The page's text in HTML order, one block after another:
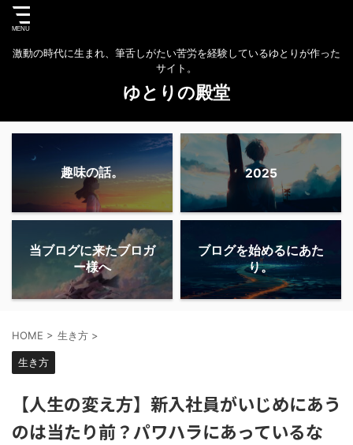
激動の時代に生まれ、筆舌しがたい苦労を経験しているゆとりが作った
サイト。
ゆとりの殿堂
趣味の話。 2025
当ブログに来たブロガ
ー様へ
ブログを始めるにあた
り。
HOME > 生き方 >
生き方
【人生の変え方】新入社員がいじめにあう
のは当たり前？パワハラにあっているな